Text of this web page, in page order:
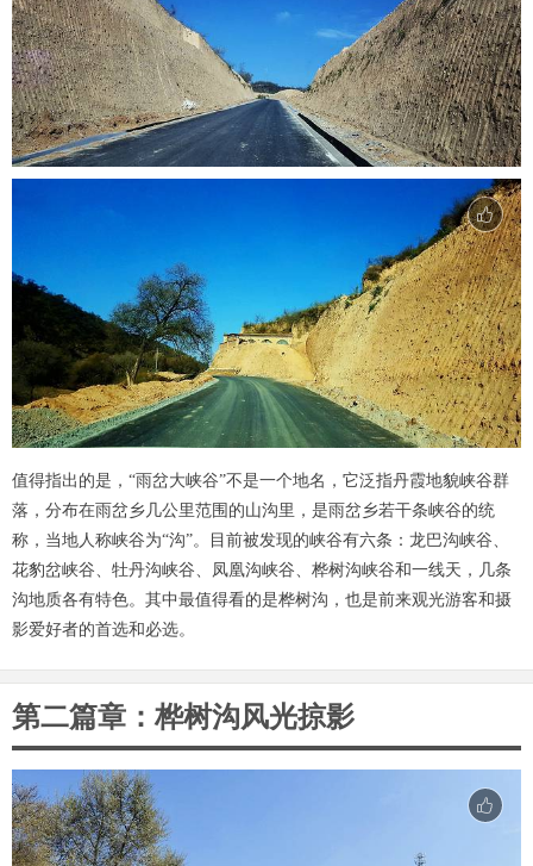
值得指出的是，“雨岔大峡谷”不是一个地名，它泛指丹霞地貌峡谷群
落，分布在雨岔乡几公里范围的山沟里，是雨岔乡若干条峡谷的统
称，当地人称峡谷为“沟”。目前被发现的峡谷有六条：龙巴沟峡谷、
花豹岔峡谷、牡丹沟峡谷、凤凰沟峡谷、桦树沟峡谷和一线天，几条
沟地质各有特色。其中最值得看的是桦树沟，也是前来观光游客和摄
影爱好者的首选和必选。
第二篇章：桦树沟风光掠影